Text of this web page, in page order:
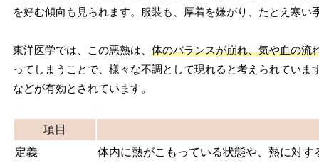
を好む傾向も見られます。服装も、厚着を嫌がり、たとえ寒い
東洋医学では、この悪熱は、 体のバランスが崩れ、気や血の流
ってしまうことで、様々な不調として現れると考えられてい
などが有効とされています。
項目
定義
体内に熱がこもっている状態や、熱に対す